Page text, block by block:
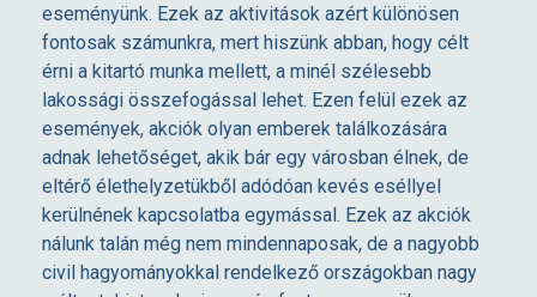
eseményünk. Ezek az aktivitások azért különösen
fontosak számunkra, mert hiszünk abban, hogy célt
érni a kitartó munka mellett, a minél szélesebb
lakossági összefogással lehet. Ezen felül ezek az
események, akciók olyan emberek találkozására
adnak lehetőséget, akik bár egy városban élnek, de
eltérő élethelyzetükből adódóan kevés eséllyel
kerülnének kapcsolatba egymással. Ezek az akciók
nálunk talán még nem mindennaposak, de a nagyobb
civil hagyományokkal rendelkező országokban nagy